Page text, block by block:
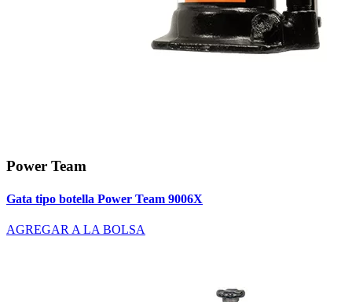
Power Team
Gata tipo botella Power Team 9006X
AGREGAR A LA BOLSA